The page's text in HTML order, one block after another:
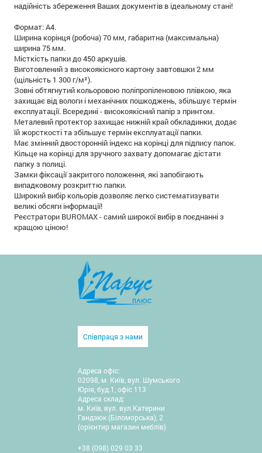
надійність збереження Ваших документів в ідеальному стані!
Формат: А4.
Ширина корінця (робоча) 70 мм, габаритна (максимальна)
ширина 75 мм.
Місткість папки до 450 аркушів.
Виготовлений з високоякісного картону завтовшки 2 мм
(щільність 1 300 г/м²).
Зовні обтягнутий кольоровою поліпропіленовою плівкою, яка
захищає від вологи і механічних пошкоджень, збільшує термін
експлуатації. Всередині - високоякісний папір з принтом.
Металевий протектор захищає нижній край обкладинки, додає
їй жорсткості та збільшує термін експлуатації папки.
Має змінний двосторонній індекс на корінці для підпису папок.
Кільце на корінці для зручного захвату допомагає дістати
папку з полиці.
Замки фіксації закритого положення, які запобігають
випадковому розкриттю папки.
Широкий вибір кольорів дозволяє легко систематизувати
великі обсяги інформації!
Реєстратори BUROMAX - самий широкої вибір в поєднанні з
кращою ціною!
Співпраця з нами
Адреса офіс:
02098, м. Київ, вул. Шумського
Юрія, буд.1, офіс 113
Адреса склад:
м. Київ, вул. вул.Катерини
Гандзюк (Біломорська), 2
(орієнтир магазин меблів)
+38 (098) 029 03 33